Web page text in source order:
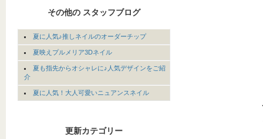
その他の スタッフブログ
夏に人気♪推しネイルのオーダーチップ
夏映えプルメリア3Dネイル
夏も指先からオシャレに♪人気デザインをご紹
介
夏に人気！大人可愛いニュアンスネイル
更新カテゴリー